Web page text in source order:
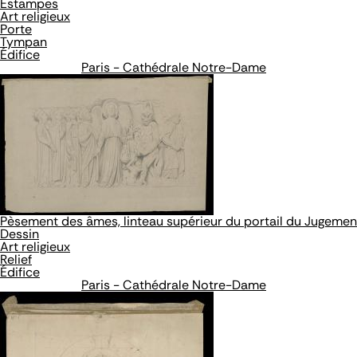
Estampes
Art religieux
Porte
Tympan
Édifice
Paris - Cathédrale Notre-Dame
Pèsement des âmes, linteau supérieur du portail du
Dessin
Art religieux
Relief
Édifice
Paris - Cathédrale Notre-Dame